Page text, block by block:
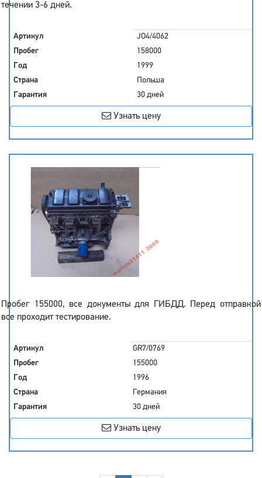
течении 3-6 дней.
Артикул
JO4/4062
Пробег
158000
Год
1999
Страна
Польша
Гарантия
30 дней
Узнать цену
Пробег 155000, все документы для ГИБДД. Перед отправкой
все проходит тестирование.
Артикул
GR7/0769
Пробег
155000
Год
1996
Страна
Германия
Гарантия
30 дней
Узнать цену